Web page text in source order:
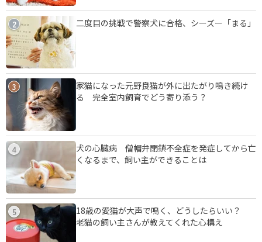
2 二度目の挑戦で警察犬に合格、シーズー「まる」
3
家猫になった元野良猫が外に出たがり鳴き続け
る 完全室内飼育でどう寄り添う？
4
犬の心臓病 僧帽弁閉鎖不全症を発症してから亡
くなるまで、飼い主ができることは
5
18歳の愛猫が大声で鳴く、どうしたらいい？
老猫の飼い主さんが教えてくれた心構え